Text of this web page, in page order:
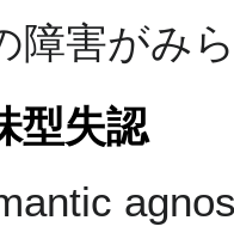
障害がみ
型失認